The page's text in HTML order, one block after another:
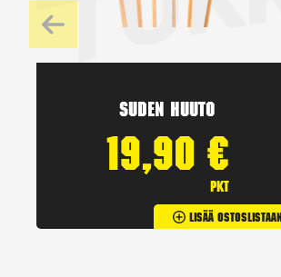
Suden huuto
19,90 €
pkt
Lisää Ostoslistaan